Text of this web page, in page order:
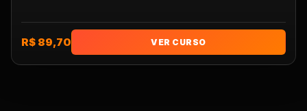
R$ 89,70 VER CURSO